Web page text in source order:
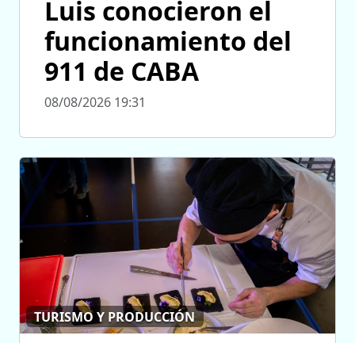
Luis conocieron el
funcionamiento del
911 de CABA
08/08/2026 19:31
TURISMO Y PRODUCCIÓN